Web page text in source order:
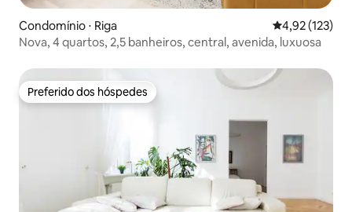
Condomínio ⋅ Riga 4,92 de uma
4,92 (123)
Nova, 4 quartos, 2,5 banheiros, central, avenida, luxuosa
Preferido dos hóspedes
Preferido dos hóspedes